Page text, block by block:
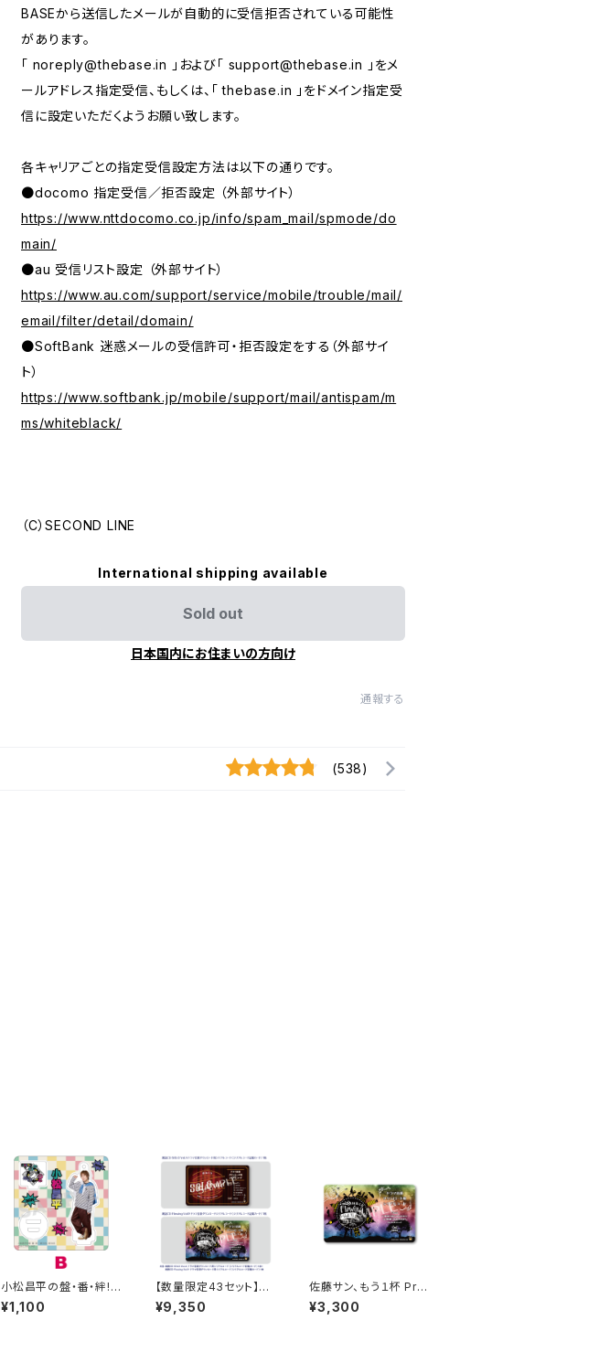
BASEから送信したメールが自動的に受信拒否されている可能性
があります。
「 noreply@thebase.in 」および「 support@thebase.in
」をメ
ールアドレス指定受信、もしくは、「 thebase.in 」をドメイン指定受
信に設定いただくようお願い致します。
各キャリアごとの指定受信設定方法は以下の通りです。
●docomo 指定受信／拒否設定 （外部サイト）
https://www.nttdocomo.co.jp/info/spam_mail/spmode/do
main/
●au 受信リスト設定 （外部サイト）
https://www.au.com/support/service/mobile/trouble/mail/
email/filter/detail/domain/
●SoftBank 迷惑メールの受信許可・拒否設定をする（外部サイ
ト）
https://www.softbank.jp/mobile/support/mail/antispam/m
ms/whiteblack/
（C）SECOND LINE
International shipping available
Sold out
日本国内にお住まいの方向け
通報する
(538)
小松昌平の盤・番・絆!
第33回、第34回 アクリ
ルスタンド B
¥1,100
【数量限定43セット】佐
藤サン、もう1杯 Prese
nts 佐藤サン、もう1杯
¥9,350
佐藤サン、もう１杯 Pre
sents 朗読CD Flowin
g Vol.10 ドラマ音源ダ
¥3,300